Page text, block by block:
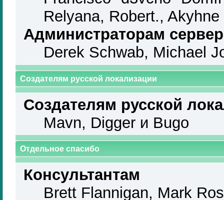
Relyana, Robert.,
Администраторам
Derek Schwab, Michael
Создателям русской локализации
Создателям русской
Mavn, Digger и Bugo
Отдельное спасибо
Консультантам
Brett Flannigan, Mark